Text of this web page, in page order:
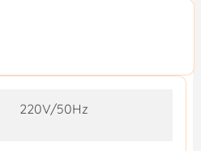
220V/50Hz